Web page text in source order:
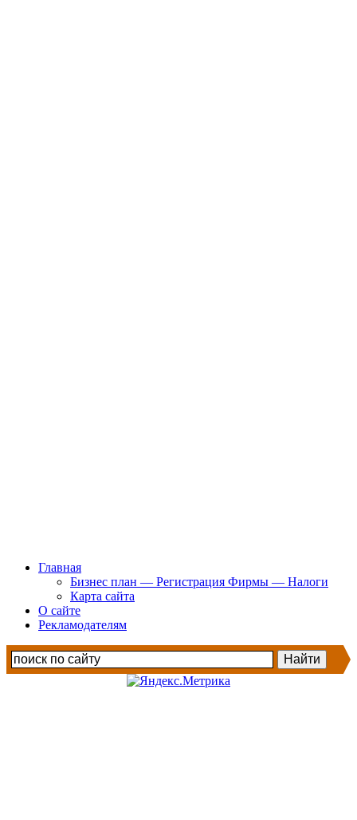
Главная
Бизнес план — Регистрация Фирмы — Налоги
Карта сайта
О сайте
Рекламодателям